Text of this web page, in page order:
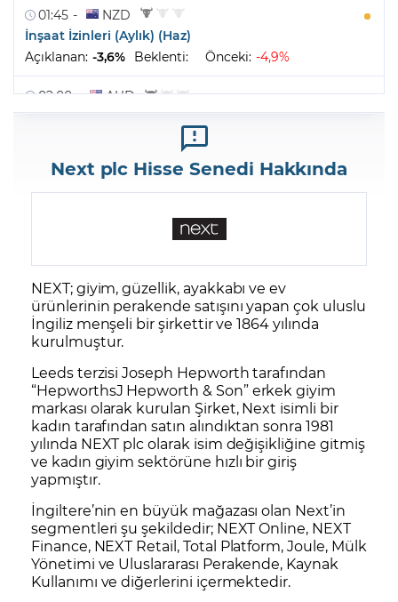
Next plc Hisse Senedi Hakkında
NEXT; giyim, güzellik, ayakkabı ve ev
ürünlerinin perakende satışını yapan çok uluslu
İngiliz menşeli bir şirkettir ve 1864 yılında
kurulmuştur.
Leeds terzisi Joseph Hepworth tarafından
“HepworthsJ Hepworth & Son” erkek giyim
markası olarak kurulan Şirket, Next isimli bir
kadın tarafından satın alındıktan sonra 1981
yılında NEXT plc olarak isim değişikliğine gitmiş
ve kadın giyim sektörüne hızlı bir giriş
yapmıştır.
İngiltere’nin en büyük mağazası olan Next’in
segmentleri şu şekildedir; NEXT Online, NEXT
Finance, NEXT Retail, Total Platform, Joule, Mülk
Yönetimi ve Uluslararası Perakende, Kaynak
Kullanımı ve diğerlerini içermektedir.